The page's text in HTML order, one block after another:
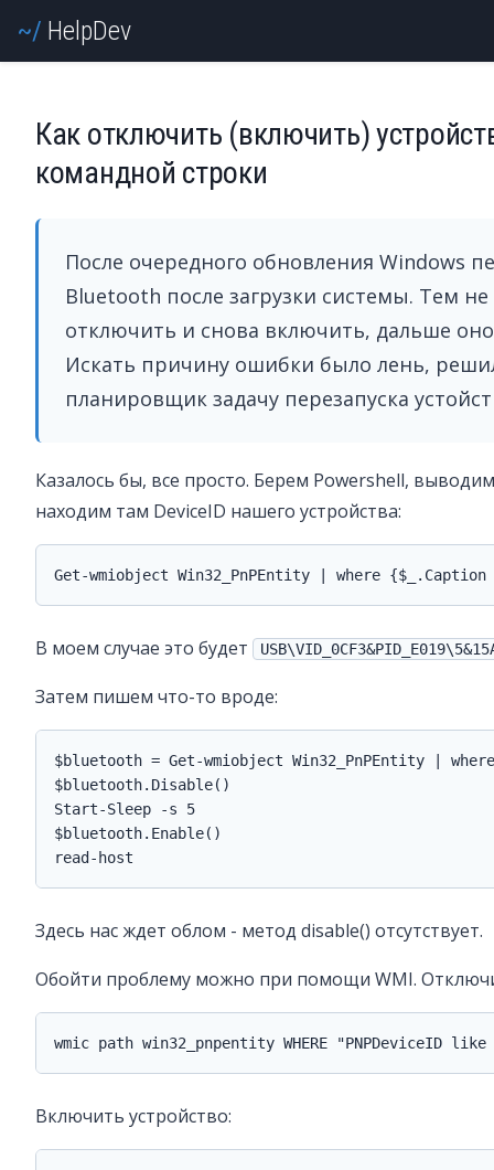
HelpDev
Как отключить (включить)
командной строки
После очередного обновления Windows
Bluetooth после загрузки системы. Тем
отключить и снова включить, дальше
Искать причину ошибки было лень,
планировщик задачу перезапуска
Казалось бы, все просто. Берем Powershell,
находим там DeviceID нашего устройства:
Get-wmiobject Win32_PnPEntity | where
В моем случае это будет
Затем пишем что-то вроде:
$bluetooth = Get-wmiobject Win32_PnPEntity | where
$bluetooth.Disable()
Start-Sleep -s 5
$bluetooth.Enable()
read-host
Здесь нас ждет облом - метод disable() отсутствует.
Обойти проблему можно при помощи WMI.
wmic path win32_pnpentity WHERE "PNPDeviceID like
Включить устройство: